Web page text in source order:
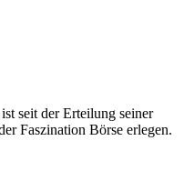
seit der Erteilung seiner
Faszination Börse erlegen.